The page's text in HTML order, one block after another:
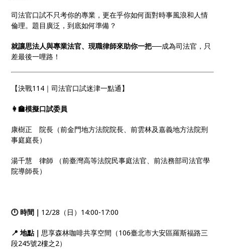
司法官口試不只考你的專業，更在乎你如何面對時事風浪和人情
倫理。題目廣泛，到底如何準備？
就讓思法人與專業法官、現職律師來助你一把──成為司法官，只
差最後一哩路！
【決戰114｜司法官口試迷津一點通】
👩‍🏫模擬口試委員
康樹正 院長（前金門地方法院院長、前雲林及嘉義地方法院刑
事庭庭長）
湯千慧 律師 （前臺灣高等法院民事庭法官、前法務部司法官學
院導師長）
🕛 時間｜ 12/28（日）14:00-17:00
📍 地點｜思享森林咖啡共享空間（106臺北市大安區羅斯福路三
段245號2樓之2）